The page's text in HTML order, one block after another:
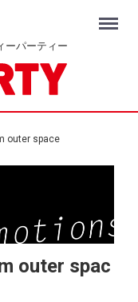
ーパーティー
Menu
outer space
outer spac